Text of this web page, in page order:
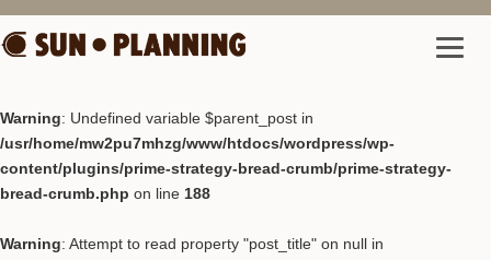
Warning: Undefined variable $parent_post in
/usr/home/mw2pu7mhzg/www/htdocs/wordpress/wp-
content/plugins/prime-strategy-bread-crumb/prime-strategy-
bread-crumb.php on line 188
Warning: Attempt to read property "post_title" on null in